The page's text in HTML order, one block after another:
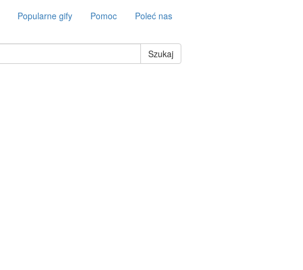
Popularne gify Pomoc Poleć nas
Szukaj